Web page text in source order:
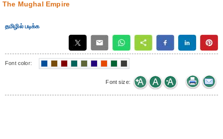
The Mughal Empire
தமிழில் படிக்க
Font color:
Font size: